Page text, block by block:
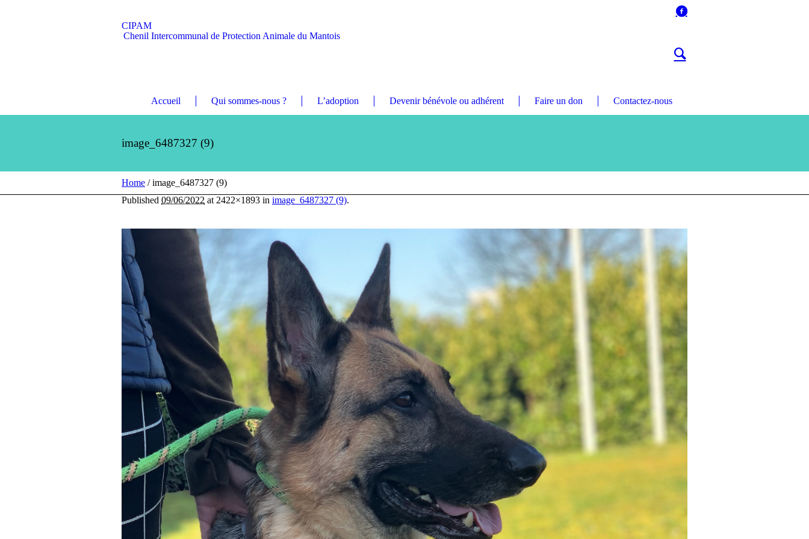
CIPAM
Chenil Intercommunal de Protection Animale du Mantois
Accueil Qui sommes-nous ? L’adoption Devenir bénévole ou adhérent Faire un don Contactez-nous
image_6487327 (9)
Home /image_6487327 (9)
Published 09/06/2022 at 2422×1893 in image_6487327 (9).